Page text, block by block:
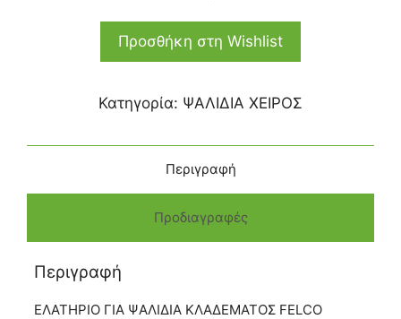
Προσθήκη στη Wishlist
Κατηγορία: ΨΑΛΙΔΙΑ ΧΕΙΡΟΣ
Περιγραφή
Προδιαγραφές
Περιγραφή
ΕΛΑΤΗΡΙΟ ΓΙΑ ΨΑΛΙΔΙΑ ΚΛΑΔΕΜΑΤΟΣ FELCO